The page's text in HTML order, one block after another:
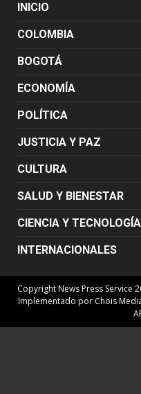
INICIO
COLOMBIA
BOGOTÁ
ECONOMÍA
POLÍTICA
JUSTICIA Y PAZ
CULTURA
SALUD Y BIENESTAR
CIENCIA Y TECNOLOGÍA
INTERNACIONALES
Copyright News Press Service
Implementado por Chois